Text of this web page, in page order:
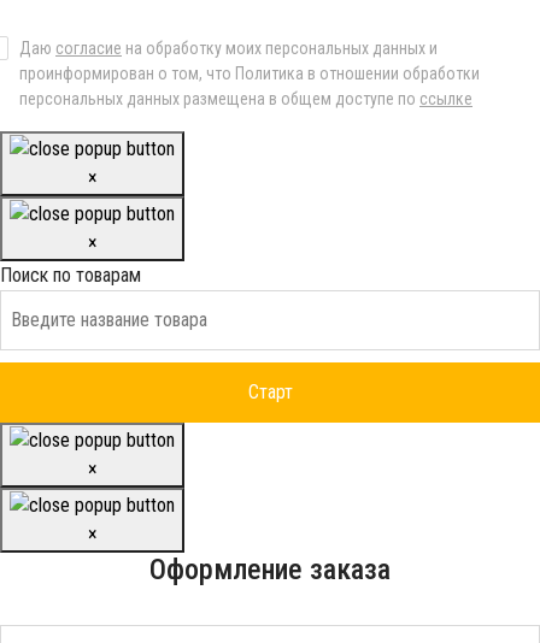
Даю согласие на обработку моих персональных данных и
проинформирован о том, что Политика в отношении обработки
персональных данных размещена в общем доступе по ссылке
×
×
Поиск по товарам
×
×
Оформление заказа